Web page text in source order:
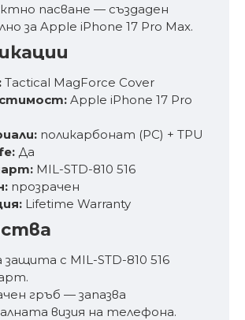
пасване — създаден
за Apple iPhone 17 Pro Max.
Tactical MagForce Cover
Apple iPhone 17 Pro
поликарбонат (PC) + TPU
Да
MIL-STD-810 516
прозрачен
Lifetime Warranty
защита с MIL-STD-810 516
гръб — запазва
визия на телефона.